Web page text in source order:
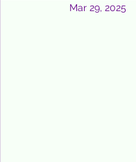
Mar 29, 2025